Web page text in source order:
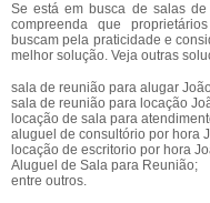
Se está em busca de salas
compreenda que
buscam pela praticidade e
melhor solução. Veja outras
sala de reunião para alugar
sala de reunião para locação
locação de sala para
aluguel de consultório por hora
locação de escritorio por hora
Aluguel de Sala para Reunião;
entre outros.